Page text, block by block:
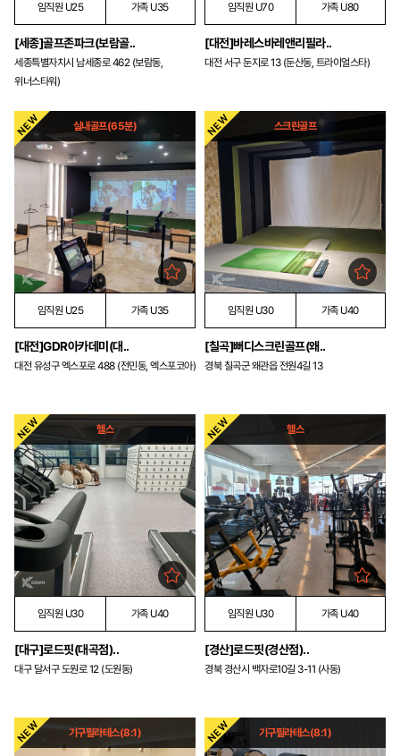
임직원 U25 가족 U35
[세종]골프존파크(보람골..
세종특별자치시 남세종로 462 (보람동,
위너스타워)
임직원 U70 가족 U80
[대전]바레스바레앤리필라..
대전 서구 둔지로 13 (둔산동, 트라이얼스타)
실내골프(65분)
임직원 U25 가족 U35
[대전]GDR아카데미(대..
대전 유성구 엑스포로 488 (전민동, 엑스포코아)
스크린골프
임직원 U30 가족 U40
[칠곡]뻐디스크린골프(왜..
경북 칠곡군 왜관읍 전원4길 13
헬스
임직원 U30 가족 U40
[대구]로드핏(대곡점)..
대구 달서구 도원로 12 (도원동)
헬스
임직원 U30 가족 U40
[경산]로드핏(경산점)..
경북 경산시 백자로10길 3-11 (사동)
기구필라테스(8:1) 기구필라테스(8:1)